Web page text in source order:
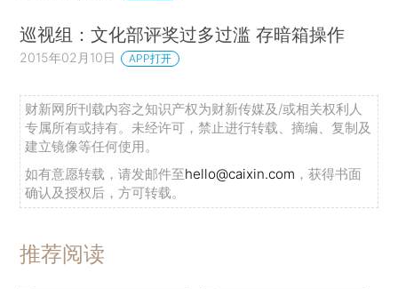
巡视组：文化部评奖过多过滥 存暗箱操作
2015年02月10日 APP打开
财新网所刊载内容之知识产权为财新传媒及/或相关权利人
专属所有或持有。未经许可，禁止进行转载、摘编、复制及
建立镜像等任何使用。
如有意愿转载，请发邮件至hello@caixin.com ，获得书面
确认及授权后，方可转载。
推荐阅读